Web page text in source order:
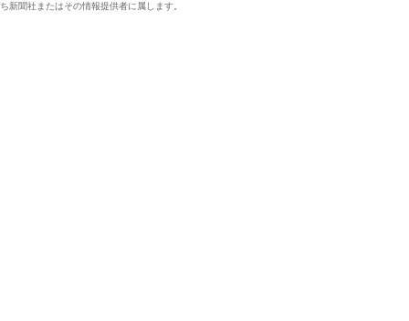
ち新聞社またはその情報提供者に属します。